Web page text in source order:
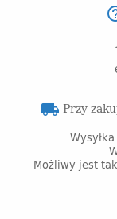
local_shipping Przy
Możliwy jest